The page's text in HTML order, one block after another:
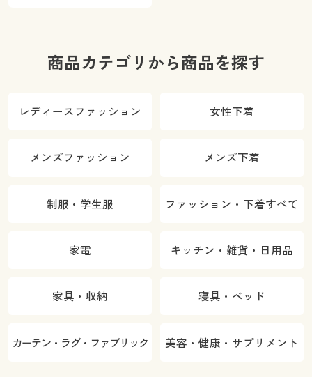
商品カテゴリから商品を探す
レディースファッション 女性下着
メンズファッション メンズ下着
制服・学生服 ファッション・下着すべて
家電 キッチン・雑貨・日用品
家具・収納 寝具・ベッド
カーテン・ラグ・ファブリック 美容・健康・サプリメント